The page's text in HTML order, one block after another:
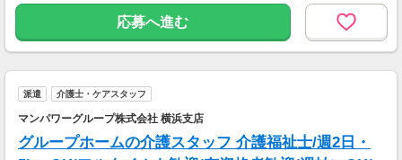
・月収343,200円（日収(1,950*8)円×月22回勤
とも！
※資格手当あり（時給50円～UP/資格の種類に
よって異なる）
支払方法：週払い
応募へ進む
派遣 介護士・ケアスタッフ
マンパワーグループ株式会社 横浜支店
グループホームの介護スタッフ 介護福祉士/週2日・